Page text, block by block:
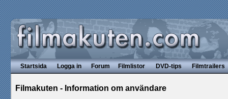
Startsida Logga in Forum Filmlistor DVD-tips Filmtrailers
Filmakuten - Information om användare